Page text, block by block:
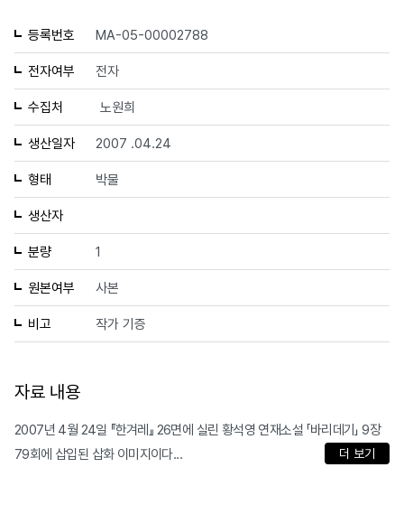
등록번호 MA-05-00002788
전자여부 전자
수집처 노원희
생산일자 2007 .04.24
형태 박물
생산자
분량 1
원본여부 사본
비고 작가 기증
자료 내용
2007년 4월 24일 『한겨레』 26면에 실린 황석영 연재소설 「바리데기」 9장
79회에 삽입된 삽화 이미지이다...
더 보기